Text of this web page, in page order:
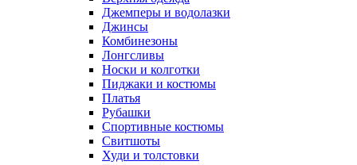
Джемперы и водолазки
Джинсы
Комбинезоны
Лонгсливы
Носки и колготки
Пиджаки и костюмы
Платья
Рубашки
Спортивные костюмы
Свитшоты
Худи и толстовки